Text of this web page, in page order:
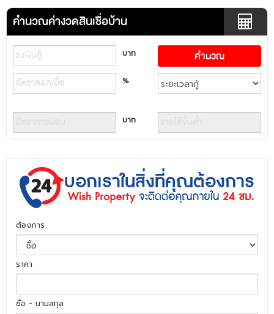
คำนวณค่างวดสินเชื่อบ้าน
บาท
%
บาท
ต้องการ
ราคา
ชื่อ - นามสกุล